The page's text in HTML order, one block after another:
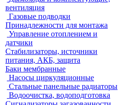
вентиляция
Газовые подводки
Принадлежности для монтажа
Управление отоплением и
датчики
Стабилизаторы, источники
питания, АКБ, защита
Баки мембранные
Насосы циркуляционные
Стальные панельные радиаторы
Водоочистка, водоподготовка